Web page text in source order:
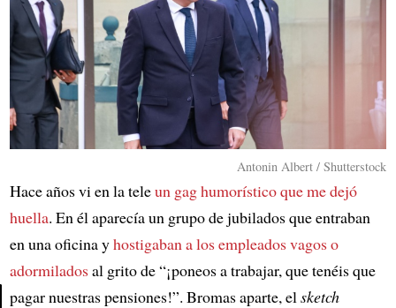
Antonin Albert / Shutterstock
Hace años vi en la teleun gag humorístico que me dejó
huella. En él aparecía un grupo de jubilados que entraban
en una oficina yhostigaban a los empleados vagos o
adormiladosal grito de “¡poneos a trabajar, que tenéis que
pagar nuestras pensiones!”. Bromas aparte, elsketch